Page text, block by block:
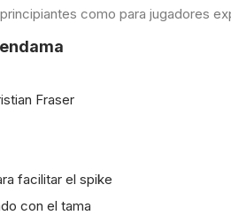
como para jugadores
Fraser
facilitar el spike
con el tama